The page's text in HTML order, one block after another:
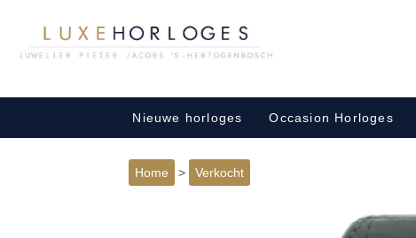
Nieuwe horloges Occasion Horloges
Home > Verkocht